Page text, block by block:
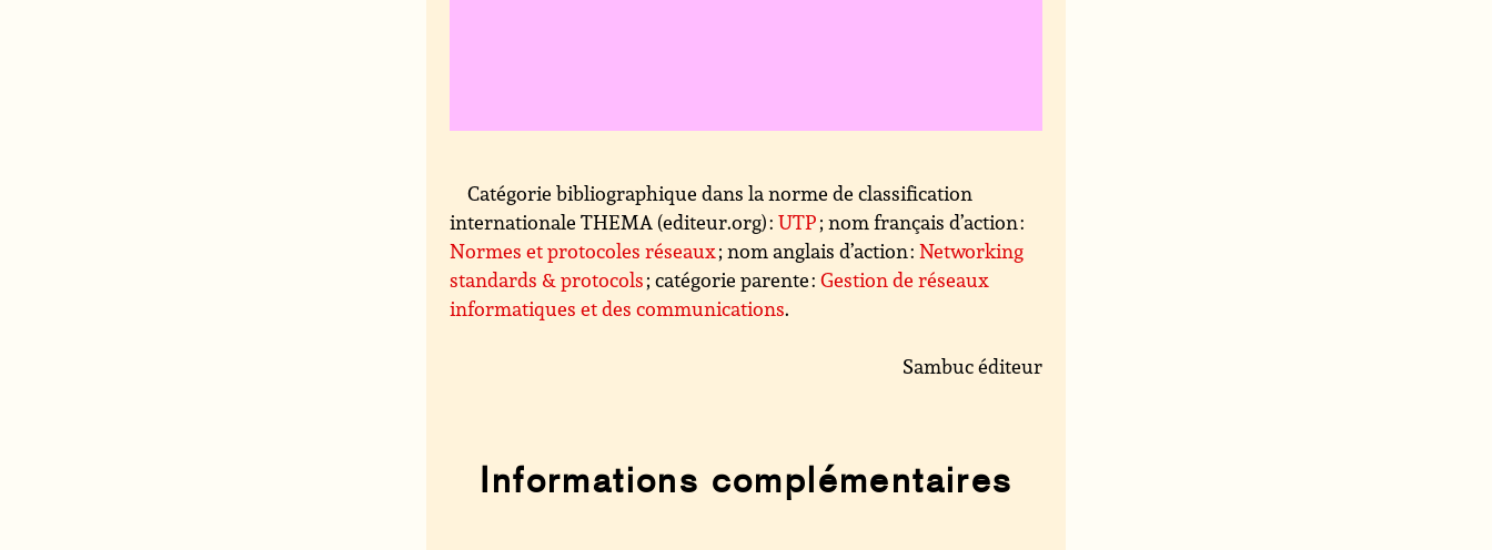
Catégorie bibliographique dans la norme de classification
internationale THEMA (editeur.org) :UTP; nom français d’action :
Normes et protocoles réseaux; nom anglais d’action :Networking
standards & protocols; catégorie parente :Gestion de réseaux
informatiques et des communications.
Sambuc éditeur
Informations complémentaires